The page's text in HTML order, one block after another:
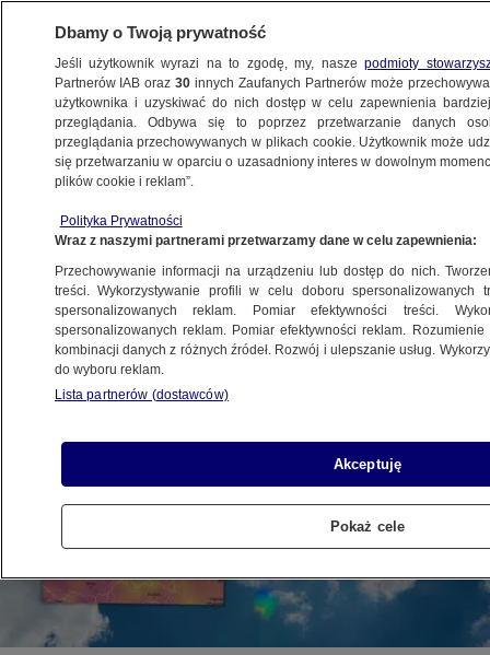
METEO
POGODA
afrykańskie gorąco zawita do Polski?
17.06.2023, 16:19
Udostępnij
Dbamy o Twoją prywatność
Jeśli użytkownik wyrazi na to zgodę, my, naszepodmioty
Partnerów IAB oraz30 innych Zaufanych Partnerów może
użytkownika i uzyskiwać do nich dostęp w celu zapewnienia
przeglądania. Odbywa się to poprzez przetwarzanie danych
przeglądania przechowywanych w plikach cookie. Użytkownik może
się przetwarzaniu w oparciu o uzasadniony interes w dowolnym
plików cookie i reklam”.
Polityka Prywatności
Wraz z naszymi partnerami przetwarzamy dane w celu zapewnienia:
Przechowywanie informacji na urządzeniu lub dostęp do nich.
treści. Wykorzystywanie profili w celu doboru spersonalizowanych
spersonalizowanych reklam. Pomiar efektywności treści.
spersonalizowanych reklam. Pomiar efektywności reklam.
kombinacji danych z różnych źródeł. Rozwój i ulepszanie usług.
do wyboru reklam.
Lista partnerów (dostawców)
Akceptuję
Pokaż cele